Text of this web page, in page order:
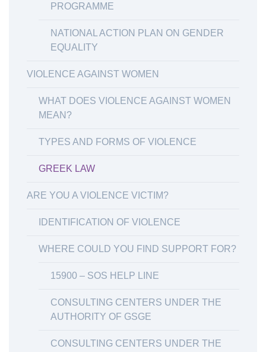
PROGRAMME
NATIONAL ACTION PLAN ON GENDER
EQUALITY
VIOLENCE AGAINST WOMEN
WHAT DOES VIOLENCE AGAINST WOMEN
MEAN?
TYPES AND FORMS OF VIOLENCE
GREEK LAW
ARE YOU A VIOLENCE VICTIM?
IDENTIFICATION OF VIOLENCE
WHERE COULD YOU FIND SUPPORT FOR?
15900 – SOS HELP LINE
CONSULTING CENTERS UNDER THE
AUTHORITY OF GSGE
CONSULTING CENTERS UNDER THE